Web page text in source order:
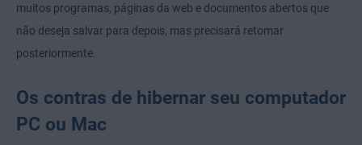
muitos programas, páginas da web e documentos abertos que
não deseja salvar para depois, mas precisará retomar
posteriormente.
Os contras de hibernar seu computador
PC ou Mac